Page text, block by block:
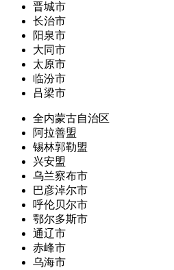
晋城市
长治市
阳泉市
大同市
太原市
临汾市
吕梁市
全内蒙古自治区
阿拉善盟
锡林郭勒盟
兴安盟
乌兰察布市
巴彦淖尔市
呼伦贝尔市
鄂尔多斯市
通辽市
赤峰市
乌海市